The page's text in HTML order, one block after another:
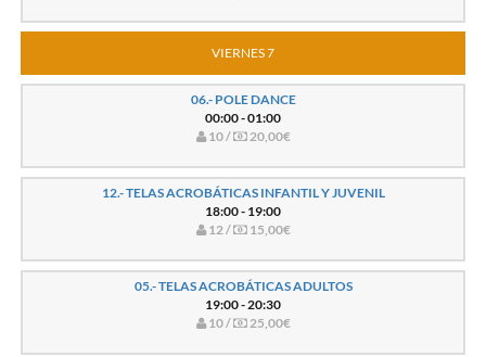
VIERNES 7
06.- POLE DANCE
00:00 - 01:00
10 /
20,00€
12.- TELAS ACROBÁTICAS INFANTIL Y JUVENIL
18:00 - 19:00
12 /
15,00€
05.- TELAS ACROBÁTICAS ADULTOS
19:00 - 20:30
10 /
25,00€